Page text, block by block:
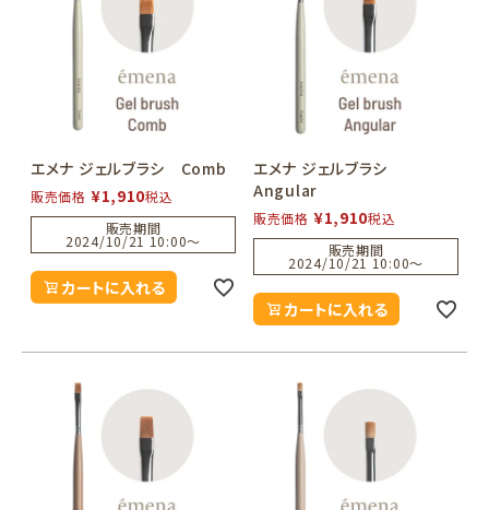
エメナ ジェルブラシ Comb
販売価格 ¥1,910税込
販売期間
2024/10/21 10:00〜
カートに入れる
エメナ ジェルブラシ
Angular
販売価格 ¥1,910税込
販売期間
2024/10/21 10:00〜
カートに入れる